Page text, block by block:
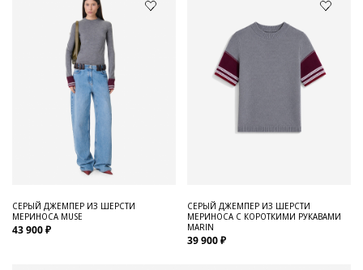
СЕРЫЙ ДЖЕМПЕР ИЗ ШЕРСТИ
МЕРИНОСА MUSE
43 900 ₽
СЕРЫЙ ДЖЕМПЕР ИЗ ШЕРСТИ
МЕРИНОСА С КОРОТКИМИ РУКАВАМИ
MARIN
39 900 ₽